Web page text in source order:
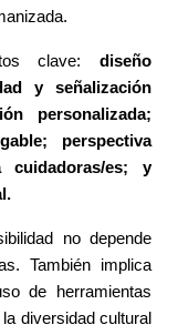
clave: diseño
y señalización
personalizada;
perspectiva
es; y
no depende
También implica
de herramientas
diversidad cultural